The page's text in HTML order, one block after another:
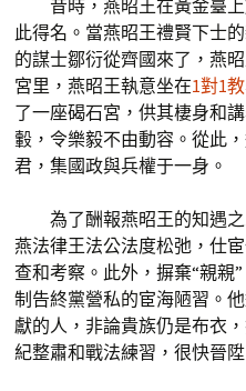
昔時，燕昭王在黃金臺
此得名。當燕昭王禮賢下士
的謀士鄒衍從齊國來了，燕
宮里，燕昭王執意坐在1對1
了一座碣石宮，供其棲身和
轂，令樂毅不由動容。從此
君，集國政與兵權于一身。
為了酬報燕昭王的知遇
燕法律王法公法度松弛，仕
查和考察。此外，摒棄“親親
制告終黨營私的宦海陋習。
獻的人，非論貴族仍是布衣
紀整肅和戰法練習，很快晉